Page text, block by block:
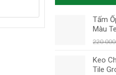
Tấm
Màu
220.000
Keo
Tile